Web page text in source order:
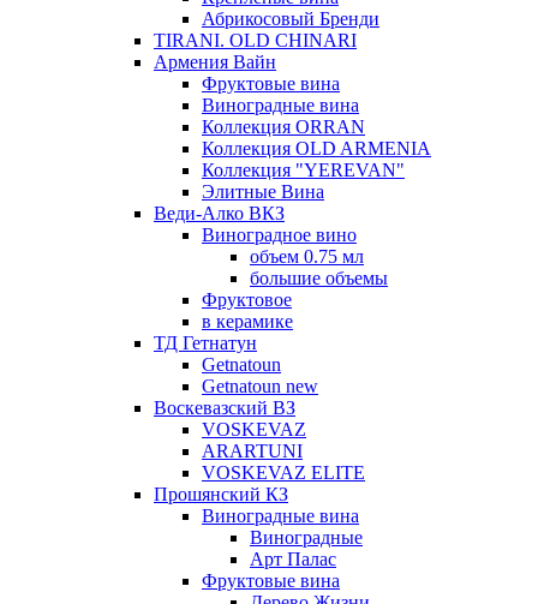
Абрикосовый Бренди
TIRANI. OLD CHINARI
Армения Вайн
Фруктовые вина
Виноградные вина
Коллекция ORRAN
Коллекция OLD ARMENIA
Коллекция "YEREVAN"
Элитные Вина
Веди-Алко ВКЗ
Виноградное вино
объем 0.75 мл
большие объемы
Фруктовое
в керамике
ТД Гетнатун
Getnatoun
Getnatoun new
Воскевазский ВЗ
VOSKEVAZ
ARARTUNI
VOSKEVAZ ELITE
Прошянский КЗ
Виноградные вина
Виноградные
Арт Палас
Фруктовые вина